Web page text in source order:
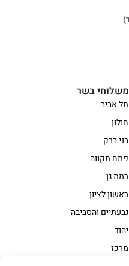
משלוחי בשר
תל אביב
חולון
בני ברק
פתח תקווה
רמת גן
ראשון לציון
גבעתיים והסביבה
יהוד
מרכז